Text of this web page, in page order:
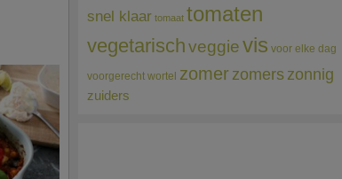
snel klaar tomaat tomaten
vegetarischveggievis voor elke dag
voorgerecht wortel zomerzomerszonnig
zuiders